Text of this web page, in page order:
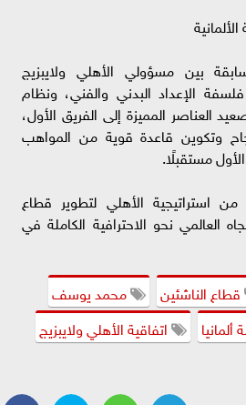
بين مسؤولي الأهلي ولايبزيج
الإعداد البدني والفني، ونظام
العناصر المميزة إلى الفريق الأول،
وتكوين قاعدة قوية من المواهب
مستقبلًا.
استراتيجية الأهلي لتطوير قطاع
العالمي نحو الاحترافية الكاملة في
قطاع الناشئين
محمد يوسف
اتفاقية الأهلي ولايبزيج